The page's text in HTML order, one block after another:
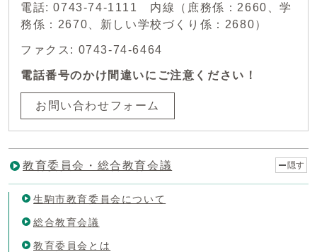
電話: 0743-74-1111 内線（庶務係：2660、学
務係：2670、新しい学校づくり係：2680）
ファクス: 0743-74-6464
電話番号のかけ間違いにご注意ください！
お問い合わせフォーム
教育委員会・総合教育会議 隠す
生駒市教育委員会について
総合教育会議
教育委員会とは